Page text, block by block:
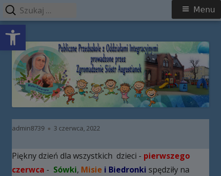
Open toolbar
Przeskocz
treści
Publiczne Przedszkole z Oddziałami
Integracyjnymi prowadzone przez
Zgromadzenie Sióstr Augustianek
Menu
główne
Menu
Autor
admin8739 Opublikowano
3 czerwca, 2022
Piękny dzień dla wszystkich dzieci - pierwszego
czerwca - Sówki, Misie i Biedronki spędziły na